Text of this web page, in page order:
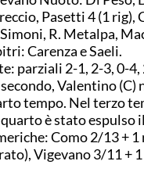
Pasetti 4 (1
R. Metalpa,
Carenza e Saeli.
parziali 2-1, 2-3, 0-
Valentino (C)
tempo. Nel terzo
è stato espulso
Como 2/13 +
Vigevano 3/11 +